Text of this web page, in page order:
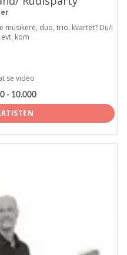
musikere, duo, trio, kvartet? Du/I
kom
se video
- 10.000